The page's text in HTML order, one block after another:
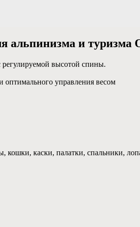
альпинизма и туризма
высотой спины.
оптимального управления весом
кошки, каски, палатки, спальники,